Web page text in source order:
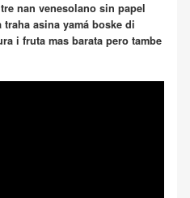
nan venesolano sin papel
asina yamá boske di
i fruta mas barata pero tambe